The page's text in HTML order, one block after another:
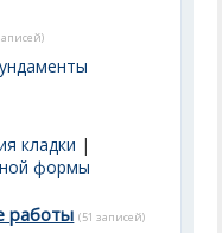
кладки |
формы
работы (51 записей)